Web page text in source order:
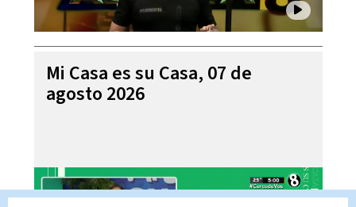
Mi Casa es su Casa, 07 de
agosto 2026